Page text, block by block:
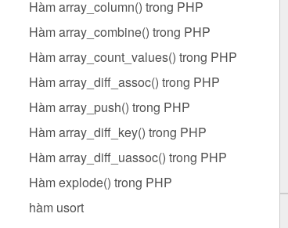
Hàm array_column() trong PHP
Hàm array_combine() trong PHP
Hàm array_count_values() trong PHP
Hàm array_diff_assoc() trong PHP
Hàm array_push() trong PHP
Hàm array_diff_key() trong PHP
Hàm array_diff_uassoc() trong PHP
Hàm explode() trong PHP
hàm usort